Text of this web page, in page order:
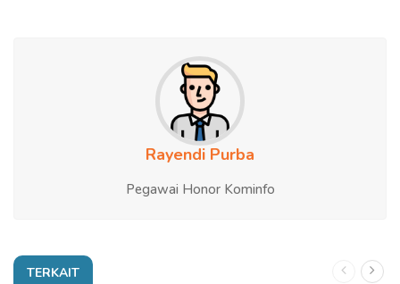
Rayendi Purba
Pegawai Honor Kominfo
TERKAIT